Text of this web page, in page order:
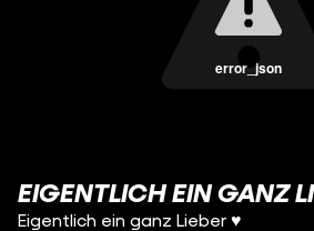
error_json
EIGENTLICH EIN GANZ
Eigentlich ein ganz Lieber ♥️